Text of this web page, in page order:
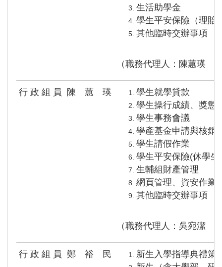
生活助學金
學生平安保險（理賠
其他臨時交辦事項
（職務代理人：陳蕙瑛
行 政 組 員 陳 蕙 瑛
學生就學貸款
學生操行成績、獎懲
學生事務會議
學產基金申請與核銷
學生請假作業
學生平安保險(休學生
生輔組財產管理
網頁管理、資安作業
其他臨時交辦事項
（職務代理人：吳宛潔
行 政 組 員 鄭 裕 民
新生入學指導典禮策